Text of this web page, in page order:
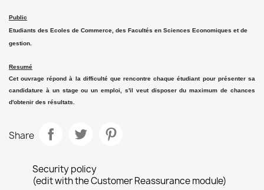
Public
Etudiants des Ecoles de Commerce, des Facultés en Sciences Economiques et de
gestion.
Resumé
Cet ouvrage répond à la difficulté que rencontre chaque étudiant pour présenter sa
candidature à un stage ou un emploi, s'il veut disposer du maximum de chances
d'obtenir des résultats.
Share
Security policy
(edit with the Customer Reassurance module)